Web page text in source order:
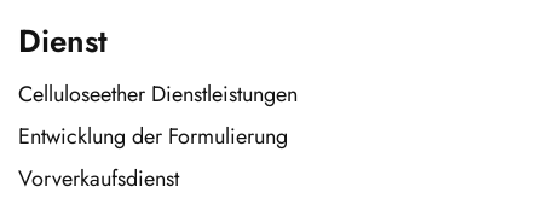
Dienst
Celluloseether Dienstleistungen
Entwicklung der Formulierung
Vorverkaufsdienst